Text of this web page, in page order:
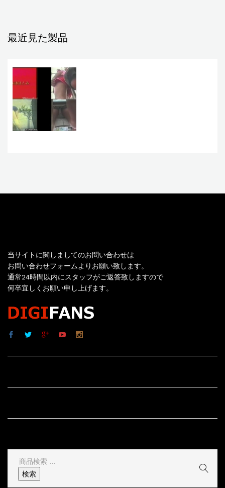
最近見た製品
当サイトに関しましてのお問い合わせは
お問い合わせフォームよりお願い致します。
通常24時間以内にスタッフがご返答致しますので
何卒宜しくお願い申し上げます。
検
索
結
検索